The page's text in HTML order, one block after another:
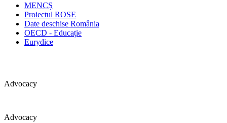
MENCȘ
Proiectul ROSE
Date deschise România
OECD - Educație
Eurydice
Advocacy
Advocacy